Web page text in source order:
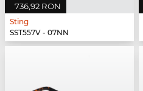
736,92 RON
Sting
SST557V - 07NN